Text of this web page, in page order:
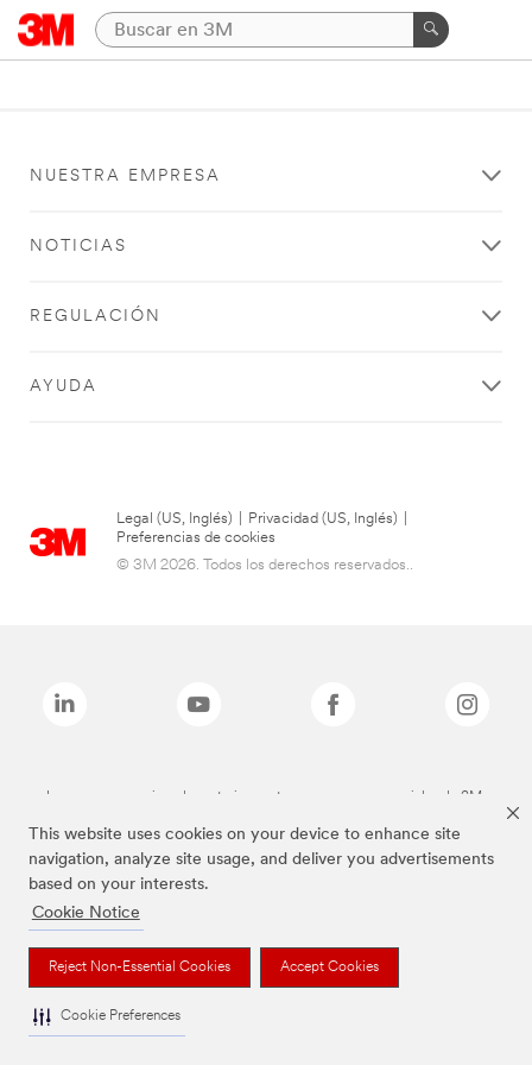
This website uses cookies on your device to enhance site
navigation, analyze site usage, and deliver you advertisements
based on your interests.
Cookie Notice
Reject Non-Essential Cookies Accept Cookies
Cookie Preferences
NUESTRA EMPRESA
NOTICIAS
REGULACIÓN
AYUDA
Legal (US, Inglés) Privacidad (US, Inglés)
Preferencias de cookies
© 3M 2026. Todos los derechos reservados..
Las marcas mencionadas anteriormente son marcas comerciales de 3M.